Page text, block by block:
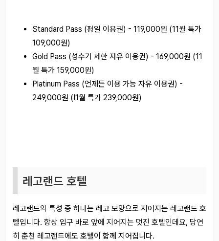
Standard Pass (평일 이용권) - 119,000원 (11월 특가
109,000원)
Gold Pass (성수기 제한 자유 이용권) - 169,000원 (11
월 특가 159,000원)
Platinum Pass (언제든 이용 가능 자유 이용권) -
249,000원 (!1월 특가 239,000원)
레고랜드 호텔
레고랜드의 특성 중 하나는 레고 모양으로 지어지는 레고랜드 호
텔입니다. 항상 입구 바로 앞에 지어지는 멋진 호텔인데요, 당연
히 춘천 레고랜드에도 호텔이 함께 지어집니다.